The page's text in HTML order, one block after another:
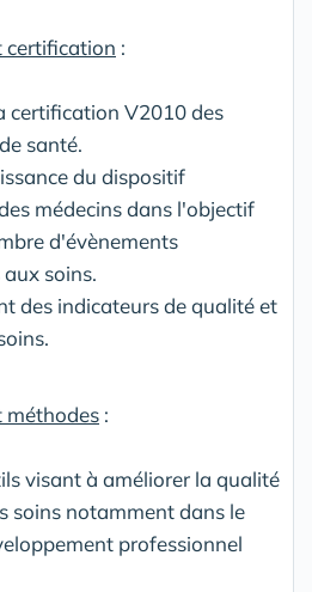
certification :
certification V2010 des
santé.
du dispositif
médecins dans l'objectif
d'évènements
soins.
des indicateurs de qualité et
méthodes :
visant à améliorer la qualité
soins notamment dans le
professionnel